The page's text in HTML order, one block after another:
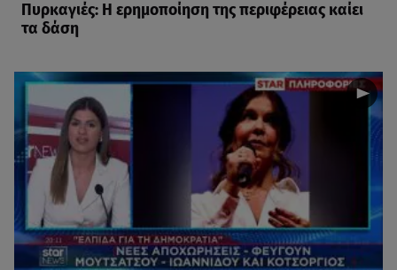
Πυρκαγιές: Η ερημοποίηση της περιφέρειας καίει
τα δάση